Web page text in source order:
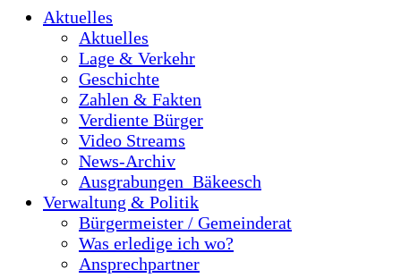
Aktuelles
Aktuelles
Lage & Verkehr
Geschichte
Zahlen & Fakten
Verdiente Bürger
Video Streams
News-Archiv
Ausgrabungen_Bäkeesch
Verwaltung & Politik
Bürgermeister / Gemeinderat
Was erledige ich wo?
Ansprechpartner